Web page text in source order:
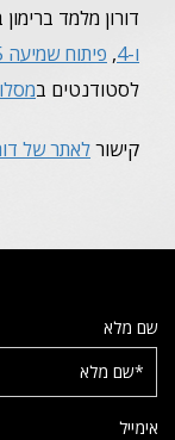
דורון מלמד
ו-4 , פיתוח שמיעה 5 ו-6
לסטודנטים ב
קישורלאתר של
שם מלא
אימייל